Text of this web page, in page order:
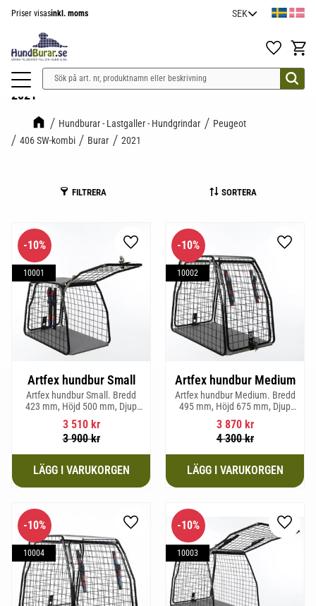
Priser visasinkl. moms
Favoriter
2021
Hundburar - Lastgaller - Hundgrindar
Peugeot
406 SW-kombi
Burar 2021
FILTRERA SORTERA
Artfex hundbur Small
Artfex hundbur Small. Bredd
423 mm, Höjd 500 mm, Djup
670 mm och vikt 12,1 kg.
3 510kr
3 900kr
10%
10001
Lägg till i favoriter
Artfex hundbur Medium
Artfex hundbur Medium. Bredd
495 mm, Höjd 675 mm, Djup
830 mm och Vikt 17 kg.
3 870kr
4 300kr
10%
10002
Lägg
10%
10004
Lägg till i favoriter
10%
10003
Lägg